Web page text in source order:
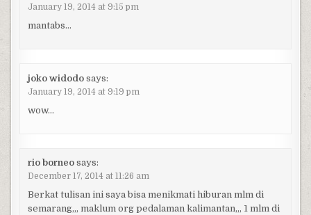
January 19, 2014 at 9:15 pm
mantabs…
joko widodo says:
January 19, 2014 at 9:19 pm
wow…
rio borneo says:
December 17, 2014 at 11:26 am
Berkat tulisan ini saya bisa menikmati hiburan mlm di
semarang,,, maklum org pedalaman kalimantan,,, 1 mlm di